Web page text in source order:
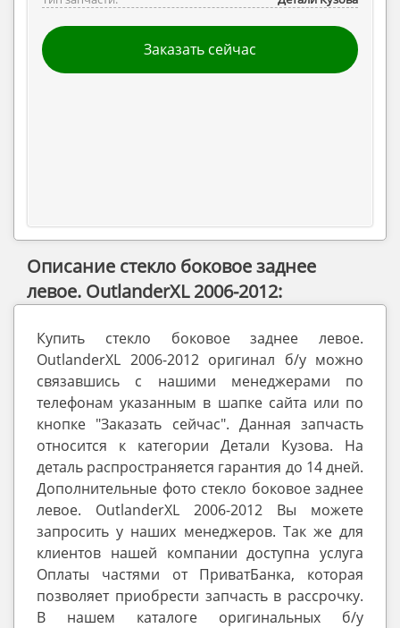
Заказать сейчас
Описание стекло боковое заднее
левое. OutlanderXL 2006-2012:
Купить стекло боковое заднее левое.
OutlanderXL 2006-2012 оригинал б/у можно
связавшись с нашими менеджерами по
телефонам указанным в шапке сайта или по
кнопке "Заказать сейчас". Данная запчасть
относится к категории Детали Кузова. На
деталь распространяется гарантия до 14 дней.
Дополнительные фото стекло боковое заднее
левое. OutlanderXL 2006-2012 Вы можете
запросить у наших менеджеров. Так же для
клиентов нашей компании доступна услуга
Оплаты частями от ПриватБанка, которая
позволяет приобрести запчасть в рассрочку.
В нашем каталоге оригинальных б/у